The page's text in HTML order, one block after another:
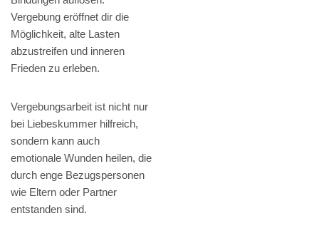
Vergebung eröffnet dir die
Möglichkeit, alte Lasten
abzustreifen und inneren
Frieden zu erleben.
Vergebungsarbeit ist nicht nur
bei Liebeskummer hilfreich,
sondern kann auch
emotionale Wunden heilen, die
durch enge Bezugspersonen
wie Eltern oder Partner
entstanden sind.